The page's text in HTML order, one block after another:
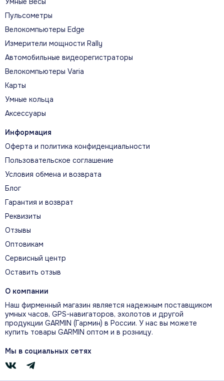
40 часов
Режим «Выносливость», превосходная точность GPS
Режим «Путешествие», низкая точность GPS, частота
сердцебиения выкл.
Ежедневное использование
5 дней *
Ежедневная частота сердцебиения вкл., дисплей всегда вкл.
(AOD)
Ежедневная частота сердцебиения вкл., дисплей
тренировки за день
13 дней*
Пульсометры
Велокомпьютеры Edge
Измерители мощности Rally
Автомобильные видеорегистраторы
Велокомпьютеры Varia
Карты
Умные кольца
Аксессуары
Информация
Оферта и политика конфиденциальности
Пользовательское соглашение
Условия обмена и возврата
Блог
Гарантия и возврат
Реквизиты
Отзывы
Оптовикам
Сервисный центр
Оставить отзыв
О компании
Наш фирменный магазин является надежным поставщиком
умных часов, GPS-навигаторов, эхолотов и другой
продукции GARMIN (Гармин) в России. У нас вы можете
купить товары GARMIN оптом и в розницу.
Мы в социальных сетях